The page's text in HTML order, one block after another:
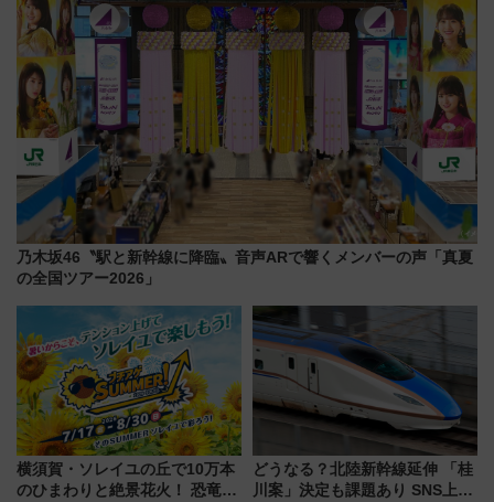
乃木坂46〝駅と新幹線に降臨〟音声ARで響くメンバーの声「真夏
の全国ツアー2026」
横須賀・ソレイユの丘で10万本
のひまわりと絶景花火！ 恐竜や
どうなる？北陸新幹線延伸 「桂
川案」決定も課題あり SNS上の